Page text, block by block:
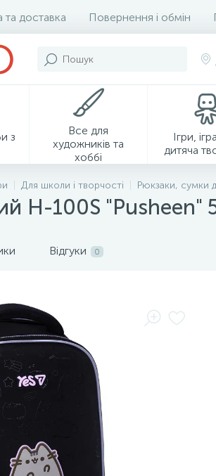
та доставка Повернення і обмін
з
Все для
художників та
хоббі
Ігри,
дитяча
Для школи і творчості Рюкзаки, сумки
H-100S "Pusheen"
Відгуки 0